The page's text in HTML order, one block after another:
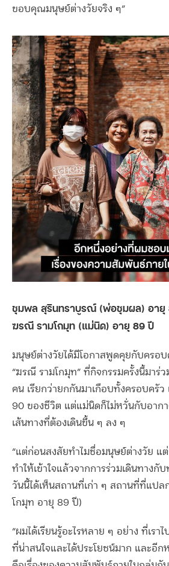
ขอบคุณมนุษย์ต่างวัยจริง ๆ”
ชุมพล สุรินทราบูรณ์ (พ่อชุมผล) อายุ
ฆรณี รามโกมุท (แม่นิด) อายุ 89 ปี
มนุษย์ต่างวัยได้มีโอกาสพูดคุยกับครอ
“ฆรณี รามโกมุท” ที่กิจกรรมครั้งนี้มาร่
คน เรียกว่ายกกันมาเกือบทั้งครอบครัว
90 ของชีวิต แต่แม่นิดก็ไม่หวั่นกับอาก
เส้นทางที่ต้องเดินขึ้น ๆ ลง ๆ
“แต่ก่อนสงสัยทำไมชื่อมนุษย์ต่างวัย แ
ทำให้เข้าใจแล้วจากการร่วมเดินทางกั
วันนี้ได้เห็นสถานที่เก่า ๆ สถานที่ที่แปล
โกมุท อายุ 89 ปี)
“ผมได้เรียนรู้อะไรหลาย ๆ อย่าง ที่เรา
ที่น่าสนใจและได้ประโยชน์มาก และอี